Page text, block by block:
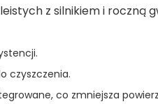
czyszczenia.
co zmniejsza